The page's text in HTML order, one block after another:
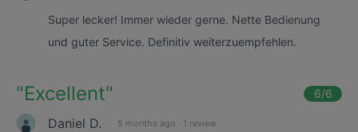
Super lecker! Immer wieder gerne. Nette Bedienung
und guter Service. Definitiv weiterzuempfehlen.
"Excellent" 6/6
Daniel D. 5 months ago · 1 review